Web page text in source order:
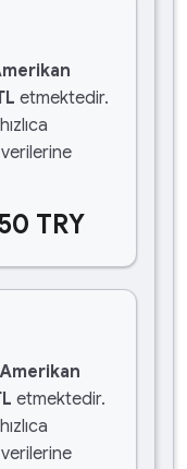
etmektedir.
TRY
etmektedir.